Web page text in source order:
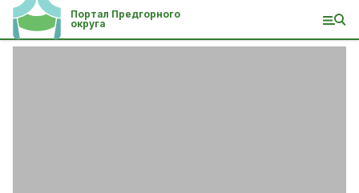
Портал Предгорного
округа